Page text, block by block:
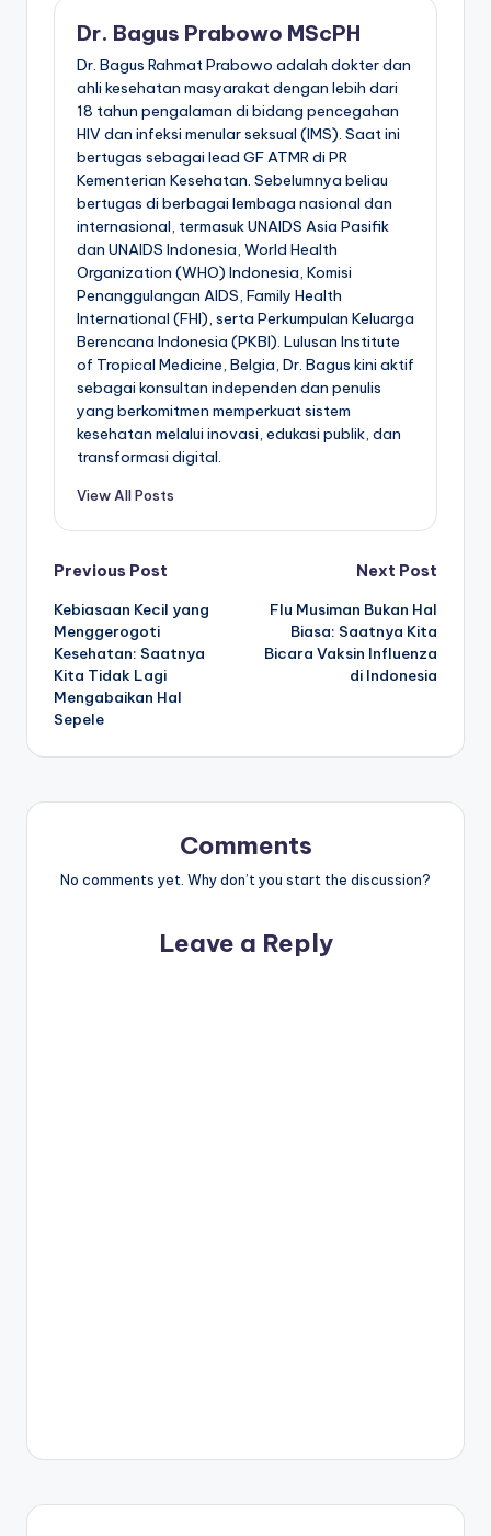
Dr. Bagus Prabowo MScPH
Dr. Bagus Rahmat Prabowo adalah dokter dan
ahli kesehatan masyarakat dengan lebih dari
18 tahun pengalaman di bidang pencegahan
HIV dan infeksi menular seksual (IMS). Saat ini
bertugas sebagai lead GF ATMR di PR
Kementerian Kesehatan. Sebelumnya beliau
bertugas di berbagai lembaga nasional dan
internasional, termasuk UNAIDS Asia Pasifik
dan UNAIDS Indonesia, World Health
Organization (WHO) Indonesia, Komisi
Penanggulangan AIDS, Family Health
International (FHI), serta Perkumpulan Keluarga
Berencana Indonesia (PKBI). Lulusan Institute
of Tropical Medicine, Belgia, Dr. Bagus kini aktif
sebagai konsultan independen dan penulis
yang berkomitmen memperkuat sistem
kesehatan melalui inovasi, edukasi publik, dan
transformasi digital.
View All Posts
Post
navigation
Previous Post
Kebiasaan Kecil yang
Menggerogoti
Kesehatan: Saatnya
Kita Tidak Lagi
Mengabaikan Hal
Sepele
Next Post
Flu Musiman Bukan Hal
Biasa: Saatnya Kita
Bicara Vaksin Influenza
di Indonesia
Comments
No comments yet. Why don’t you start the discussion?
Leave a Reply